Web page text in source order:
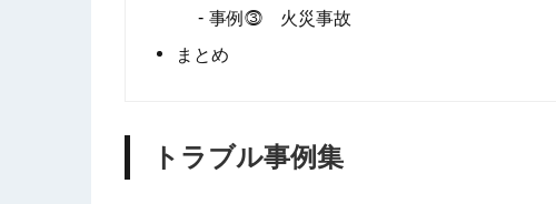
事例⓷ 火災事故
まとめ
トラブル事例集